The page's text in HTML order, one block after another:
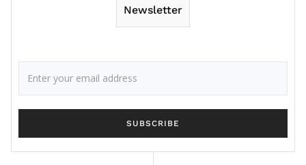
Newsletter